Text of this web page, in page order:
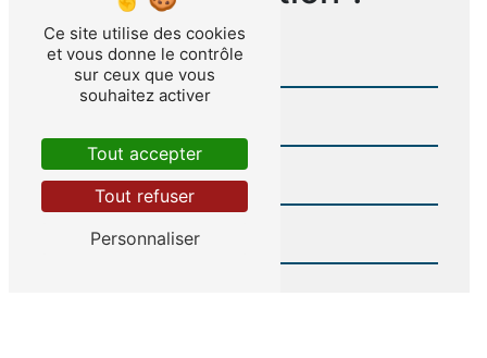
Ce site utilise des cookies
et vous donne le contrôle
sur ceux que vous
souhaitez activer
Tout accepter
Tout refuser
Personnaliser